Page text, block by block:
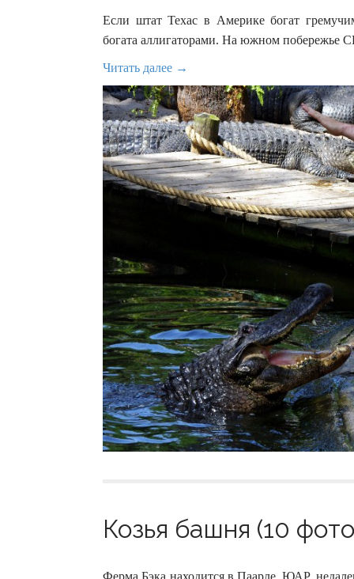
Если штат Техас в Америке богат
богата аллигаторами. На южном побережье
Читать далее →
Козья башня (10
Ферма Бэка находится в Паарле, ЮАР,